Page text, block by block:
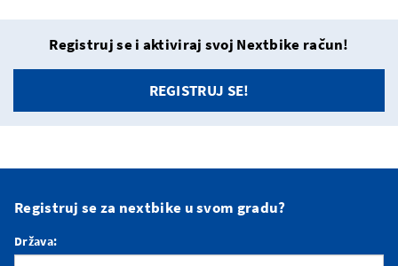
Registruj se i aktiviraj svoj Nextbike račun!
REGISTRUJ SE!
Registruj se za nextbike u svom gradu?
Država: